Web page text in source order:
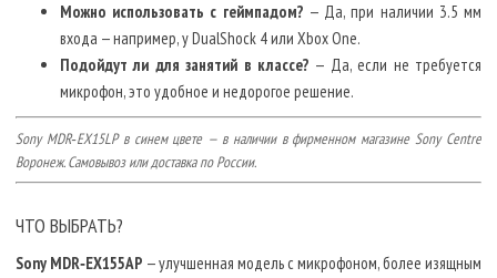
Можно использовать с геймпадом? — Да, при наличии 3.5 мм
входа — например, у DualShock 4 или Xbox One.
Подойдут ли для занятий в классе? — Да, если не требуется
микрофон, это удобное и недорогое решение.
Sony MDR‑EX15LP в синем цвете — в наличии в фирменном магазине Sony Centre
Воронеж. Самовывоз или доставка по России.
ЧТО ВЫБРАТЬ?
Sony MDR‑EX155AP — улучшенная модель с микрофоном, более изящным